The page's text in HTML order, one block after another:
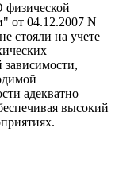
физической
от 04.12.2007 N
стояли на учете
зависимости,
адекватно
высокий